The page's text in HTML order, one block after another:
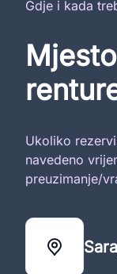
Gdje i kada
Ukoliko
navedeno
preuzimanje/